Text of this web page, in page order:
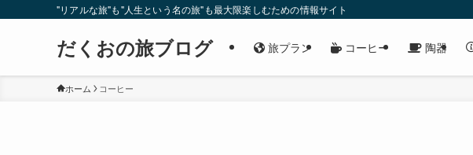
"リアルな旅"も"人生という名の旅"も最大限楽しむための情報サイト
だくおの旅ブログ 旅プラン コーヒー 陶器
ホーム コーヒー